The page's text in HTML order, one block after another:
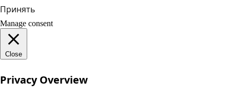
Принять
Manage consent
Close
Privacy Overview